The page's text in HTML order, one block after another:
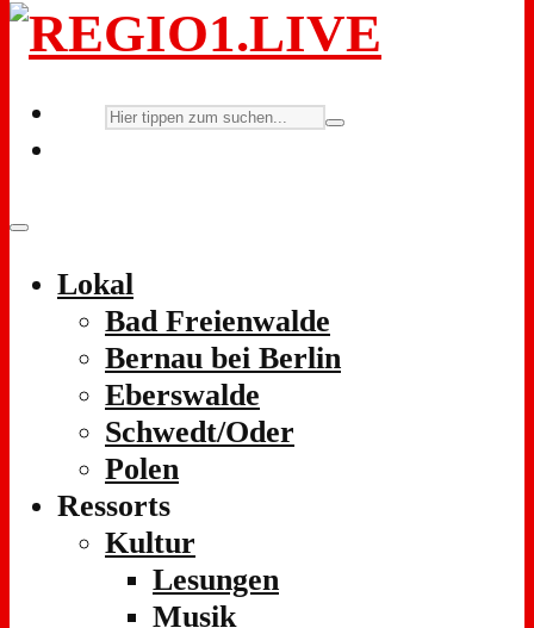
Lokal
Bad Freienwalde
Bernau bei Berlin
Eberswalde
Schwedt/Oder
Polen
Ressorts
Kultur
Lesungen
Musik